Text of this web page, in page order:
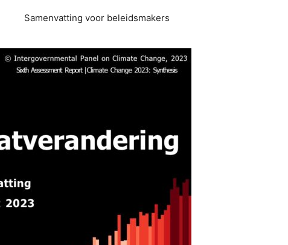
Samenvatting voor beleidsmakers